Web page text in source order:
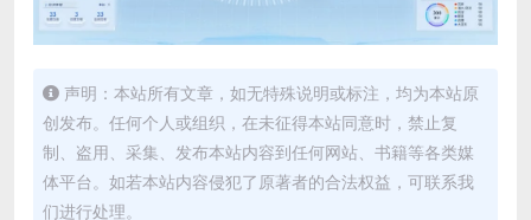
声明：本站所有文章，如无特殊说明或标注，均为本站原
创发布。任何个人或组织，在未征得本站同意时，禁止复
制、盗用、采集、发布本站内容到任何网站、书籍等各类媒
体平台。如若本站内容侵犯了原著者的合法权益，可联系我
们进行处理。